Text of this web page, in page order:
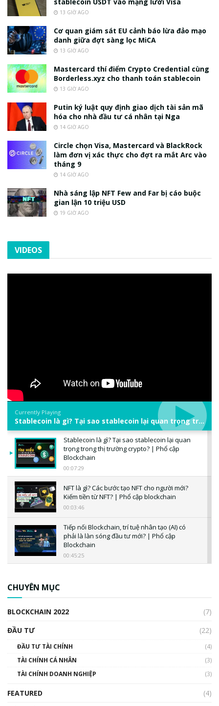
stablecoin USDT vào mạng lưới Visa
13 GIỜ AGO
Cơ quan giám sát EU cảnh báo lừa đảo mạo
danh giữa đợt sàng lọc MiCA
13 GIỜ AGO
Mastercard thí điểm Crypto Credential cùng
Borderless.xyz cho thanh toán stablecoin
13 GIỜ AGO
Putin ký luật quy định giao dịch tài sản mã
hóa cho nhà đầu tư cá nhân tại Nga
14 GIỜ AGO
Circle chọn Visa, Mastercard và BlackRock
làm đơn vị xác thực cho đợt ra mắt Arc vào
tháng 9
14 GIỜ AGO
Nhà sáng lập NFT Few and Far bị cáo buộc
gian lận 10 triệu USD
19 GIỜ AGO
VIDEOS
Currently Playing
Stablecoin là gì? Tại sao stablecoin lại quan trọng trong thị trường crypto? | Phổ cập Blockchain
Stablecoin là gì? Tại sao stablecoin lại quan
trọng trong thị trường crypto? | Phổ cập
Blockchain
00:07:29
NFT là gì? Các bước tạo NFT cho người mới?
Kiếm tiền từ NFT? | Phổ cập blockchain
00:03:46
Tiếp nối Blockchain, trí tuệ nhân tạo (AI) có
phải là làn sóng đầu tư mới? | Phổ cập
Blockchain
00:45:25
00:02:14
Nhìn lại năm 2022: Những sự kiện ảnh hưởng
đến hệ sinh thái tiền mã hoá | Phổ cập
CHUYÊN MỤC
BLOCKCHAIN 2022
(7)
ĐẦU TƯ
(22)
ĐẦU TƯ TÀI CHÍNH
(4)
TÀI CHÍNH CÁ NHÂN
(3)
TÀI CHÍNH DOANH NGHIỆP
(3)
FEATURED
(4)